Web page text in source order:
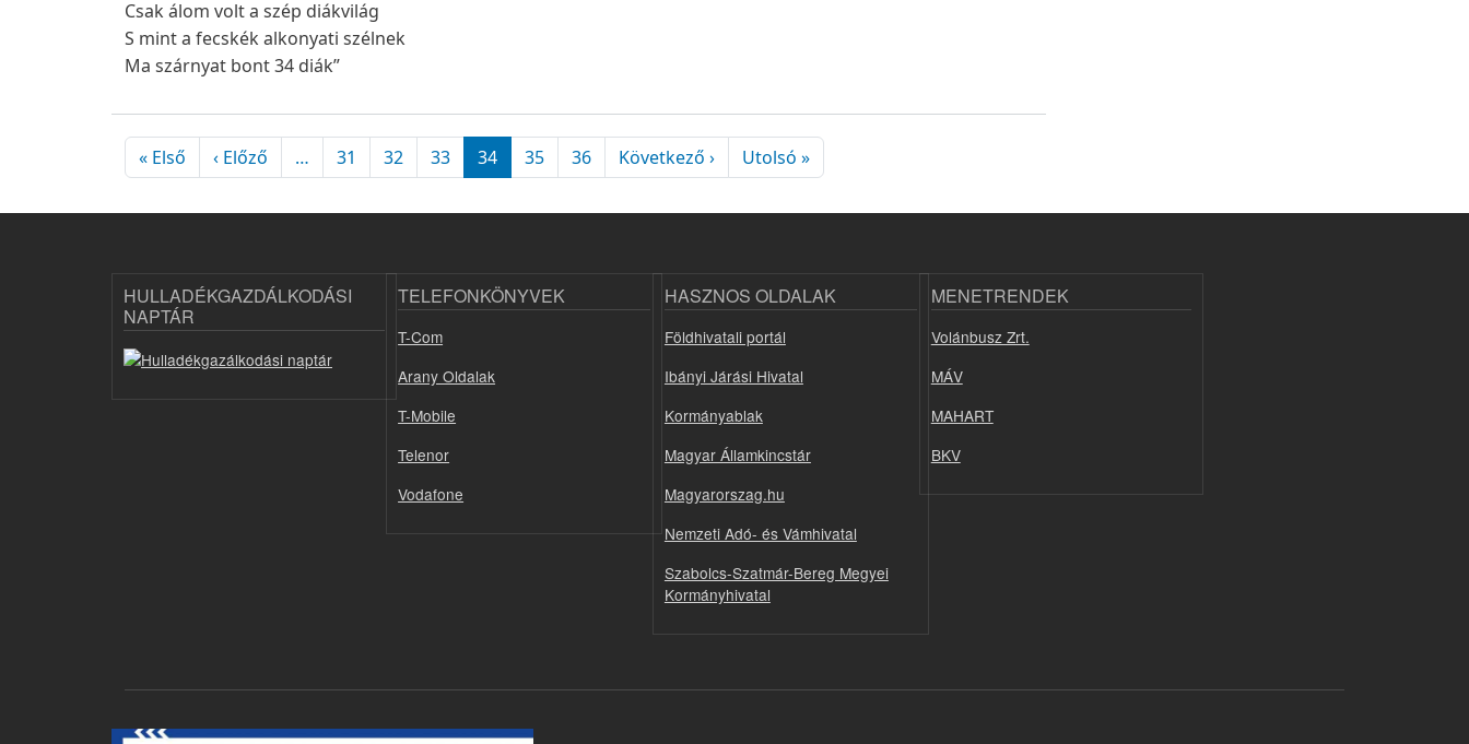
Csak álom volt a szép diákvilág
S mint a fecskék alkonyati szélnek
Ma szárnyat bont 34 diák”
Oldalszámozás
« Első Első oldal
‹ Előző Előző oldal
… 31 32 33 34 35 36 Következő ›Következő oldal
Utolsó »Utolsó oldal
HULLADÉKGAZDÁLKODÁSI
NAPTÁR
TELEFONKÖNYVEK
T-Com
Arany Oldalak
T-Mobile
Telenor
Vodafone
HASZNOS OLDALAK
Földhivatali portál
Ibányi Járási Hivatal
Kormányablak
Magyar Államkincstár
Magyarorszag.hu
Nemzeti Adó- és Vámhivatal
Szabolcs-Szatmár-Bereg Megyei
Kormányhivatal
MENETRENDEK
Volánbusz Zrt.
MÁV
MAHART
BKV